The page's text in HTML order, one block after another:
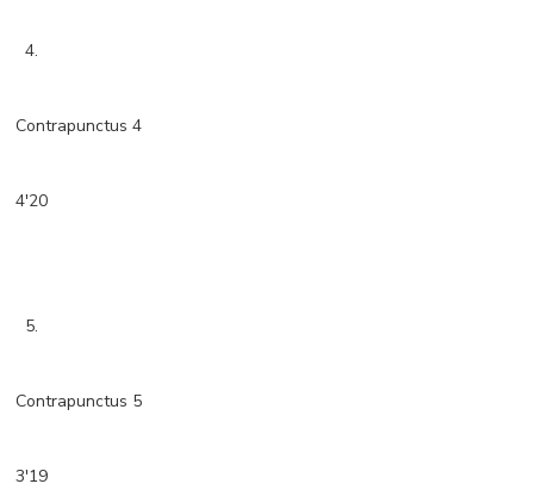
4.
Contrapunctus 4
4'20
5.
Contrapunctus 5
3'19